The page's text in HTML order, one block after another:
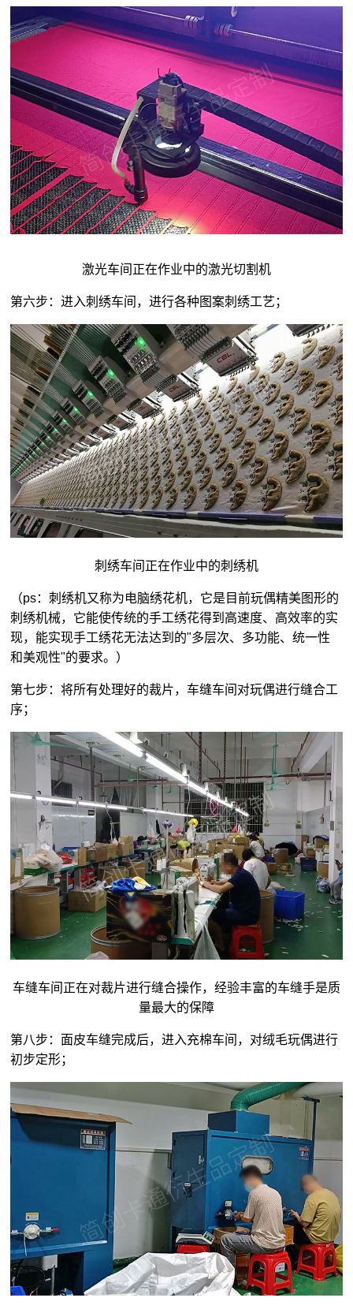
激光车间正在作业中的激光切割机
第六步：进入刺绣车间，进行各种图案刺绣工艺；
刺绣车间正在作业中的刺绣机
（ps：刺绣机又称为电脑绣花机，它是目前玩偶精美图形的
刺绣机械，它能使传统的手工绣花得到高速度、高效率的实
现，能实现手工绣花无法达到的"多层次、多功能、统一性
和美观性"的要求。）
第七步：将所有处理好的裁片，车缝车间对玩偶进行缝合工
序；
车缝车间正在对裁片进行缝合操作，经验丰富的车缝手是质
量最大的保障
第八步：面皮车缝完成后，进入充棉车间，对绒毛玩偶进行
初步定形；